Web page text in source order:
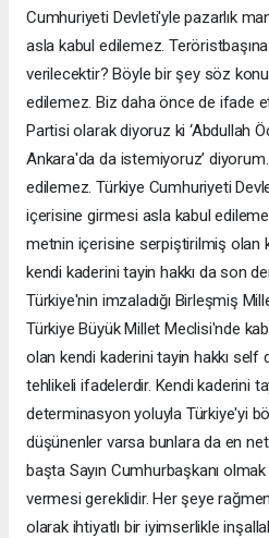
Cumhuriyeti Devleti'yle pazarlık
asla kabul edilemez.
verilecektir? Böyle bir şey söz
edilemez. Biz daha önce de ifade
Partisi olarak diyoruz ki ‘Abdullah
Ankara'da da istemiyoruz’
edilemez. Türkiye Cumhuriyeti
içerisine girmesi asla kabul
metnin içerisine serpiştirilmiş olan
kendi kaderini tayin hakkı da son
Türkiye'nin imzaladığı Birleşmiş
Türkiye Büyük Millet Meclisi'nde
olan kendi kaderini tayin hakkı
tehlikeli ifadelerdir. Kendi kaderini
determinasyon yoluyla Türkiye'yi
düşünenler varsa bunlara da en
başta Sayın Cumhurbaşkanı
vermesi gereklidir. Her şeye
olarak ihtiyatlı bir iyimserlikle